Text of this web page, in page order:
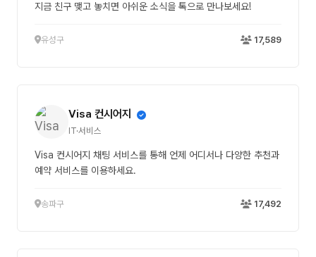
지금 친구 맺고 놓치면 아쉬운 소식을 톡으로 만나보세요!
유성구 17,589
Visa 컨시어지
IT·서비스
Visa 컨시어지 채팅 서비스를 통해 언제 어디서나 다양한 추천과
예약 서비스를 이용하세요.
송파구 17,492